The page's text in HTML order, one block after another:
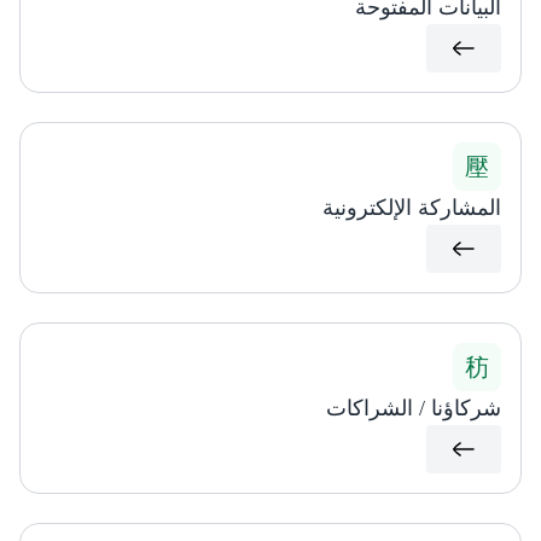
البيانات المفتوحة​
المشاركة الإلكترونية
شركاؤنا / الشراكات